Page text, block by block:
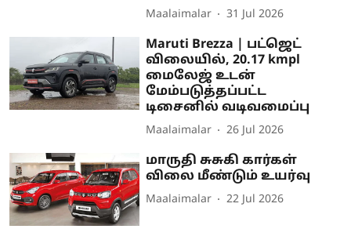
Maalaimalar 31 Jul 2026
Maruti Brezza | பட்ஜெட்
விலையில், 20.17 kmpl
மைலேஜ் உடன்
மேம்படுத்தப்பட்ட
டிசைனில் வடிவமைப்பு
Maalaimalar 26 Jul 2026
மாருதி சுசுகி கார்கள்
விலை மீண்டும் உயர்வு
Maalaimalar 22 Jul 2026